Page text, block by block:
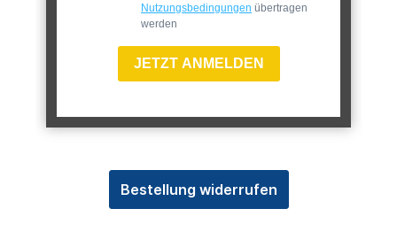
Nutzungsbedingungen übertragen
werden
JETZT ANMELDEN
Bestellung widerrufen